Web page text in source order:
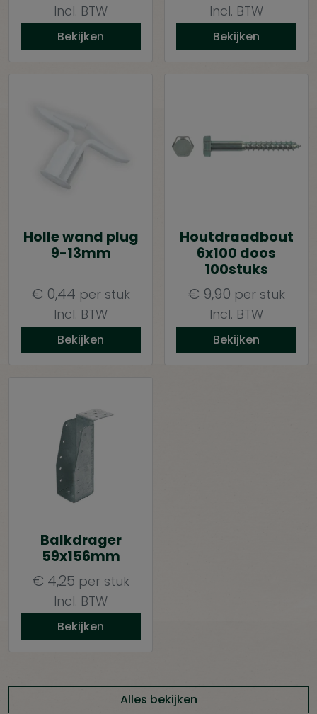
Incl. BTW
Bekijken
Incl. BTW
Bekijken
Holle wand plug
9-13mm
€ 0,44 per stuk
Incl. BTW
Bekijken
Houtdraadbout
6x100 doos
100stuks
€ 9,90 per stuk
Incl. BTW
Bekijken
Balkdrager
59x156mm
€ 4,25 per stuk
Incl. BTW
Bekijken
Alles bekijken